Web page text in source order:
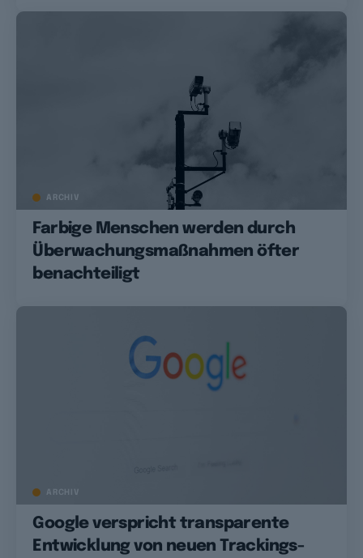
ARCHIV
Farbige Menschen werden durch
Überwachungsmaßnahmen öfter
benachteiligt
ARCHIV
Google verspricht transparente
Entwicklung von neuen Trackings-